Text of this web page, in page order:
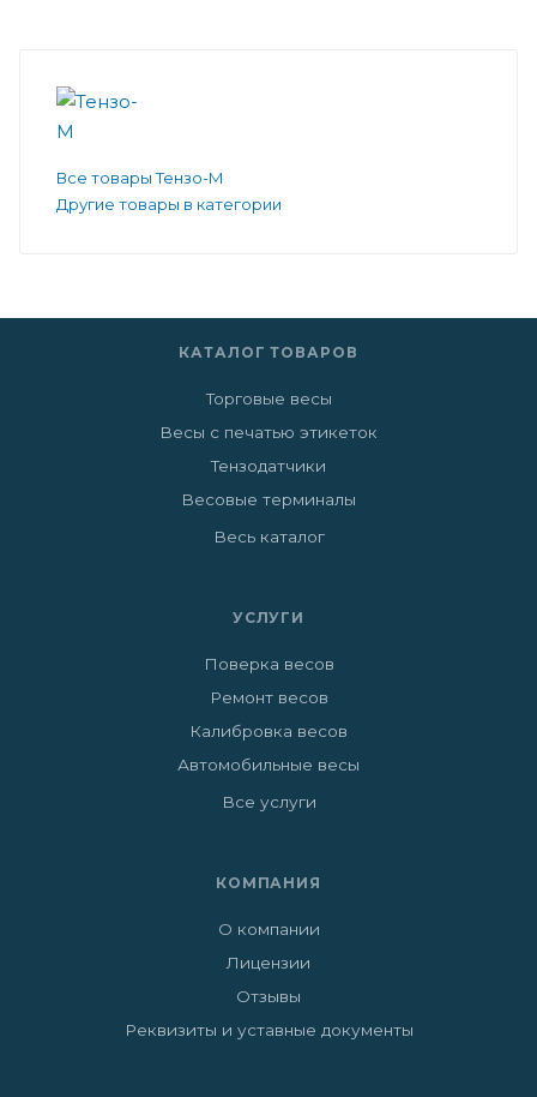
Все товары Тензо-М
Другие товары в категории
КАТАЛОГ ТОВАРОВ
Торговые весы
Весы с печатью этикеток
Тензодатчики
Весовые терминалы
Весь каталог
УСЛУГИ
Поверка весов
Ремонт весов
Калибровка весов
Автомобильные весы
Все услуги
КОМПАНИЯ
О компании
Лицензии
Отзывы
Реквизиты и уставные документы